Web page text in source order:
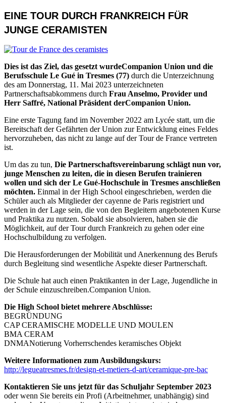
EINE TOUR DURCH FRANKREICH FÜR
JUNGE CERAMISTEN
Dies ist das Ziel, das gesetzt wurdeCompanion Union und die
Berufsschule Le Gué in Tresmes (77) durch die Unterzeichnung
des am Donnerstag, 11. Mai 2023 unterzeichneten
Partnerschaftsabkommens durch Frau Anselmo, Provider und
Herr Saffré, National Präsident derCompanion Union.
Eine erste Tagung fand im November 2022 am Lycée statt, um die
Bereitschaft der Gefährten der Union zur Entwicklung eines Feldes
hervorzuheben, das nicht zu lange auf der Tour de France vertreten
ist.
Um das zu tun, Die Partnerschaftsvereinbarung schlägt nun vor,
junge Menschen zu leiten, die in diesen Berufen trainieren
wollen und sich der Le Gué-Hochschule in Tresmes anschließen
möchten. Einmal in der High School eingeschrieben, werden die
Schüler auch als Mitglieder der cayenne de Paris registriert und
werden in der Lage sein, die von den Begleitern angebotenen Kurse
und Praktika zu nutzen. Sobald sie absolvieren, haben sie die
Möglichkeit, auf der Tour durch Frankreich zu gehen oder eine
Hochschulbildung zu verfolgen.
Die Herausforderungen der Mobilität und Anerkennung des Berufs
durch Begleitung sind wesentliche Aspekte dieser Partnerschaft.
Die Schule hat auch einen Praktikanten in der Lage, Jugendliche in
der Schule einzuschreiben.Companion Union.
Die High School bietet mehrere Abschlüsse:
BEGRÜNDUNG
CAP CERAMISCHE MODELLE UND MOULEN
BMA CERAM
DNMANotierung Vorherrschendes keramisches Objekt
Weitere Informationen zum Ausbildungskurs:
http://legueatresmes.fr/design-et-metiers-d-art/ceramique-pre-bac
Kontaktieren Sie uns jetzt für das Schuljahr September 2023
oder wenn Sie bereits ein Profi (Arbeitnehmer, unabhängig) sind